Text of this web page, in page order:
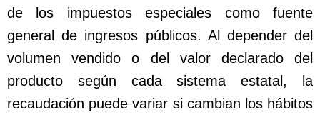
de los impuestos especiales como fuente
general de ingresos públicos. Al depender del
volumen vendido o del valor declarado del
producto según cada sistema estatal, la
recaudación puede variar si cambian los hábitos